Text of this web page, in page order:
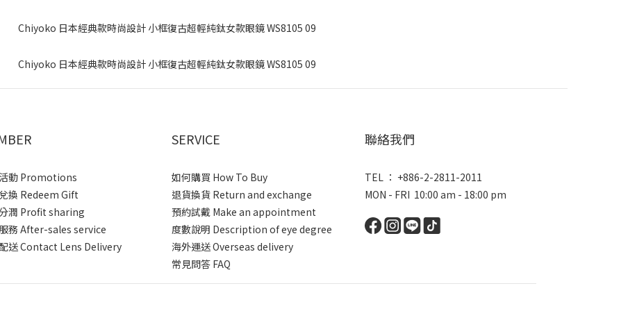
動 Promotions
換 Redeem Gift
潤 Profit sharing
務 After-sales service
送 Contact Lens Delivery
SERVICE
如何購買 How To Buy
退貨換貨 Return and exchange
預約試戴 Make an appointment
度數說明 Description of eye degree
海外運送 Overseas delivery
常見問答 FAQ
聯絡我們
TEL ： +886-2-2811-2011
MON - FRI 10:00 am - 18:00 pm